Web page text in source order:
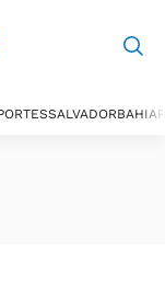
SALVADORBAHIA